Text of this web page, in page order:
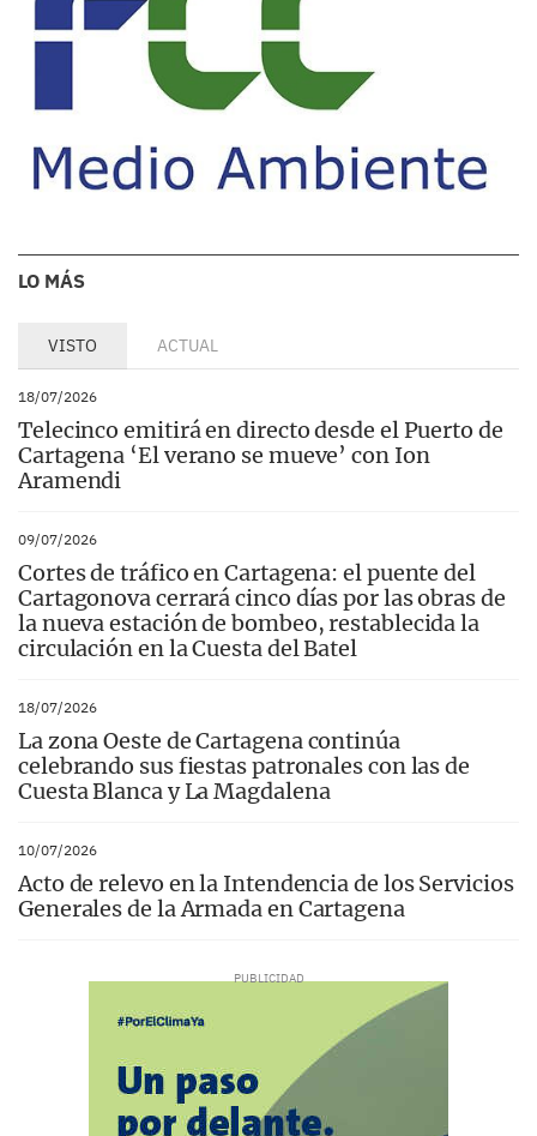
LO MÁS
VISTO ACTUAL
18/07/2026
Telecinco emitirá en directo desde el Puerto de
Cartagena ‘El verano se mueve’ con Ion
Aramendi
09/07/2026
Cortes de tráfico en Cartagena: el puente del
Cartagonova cerrará cinco días por las obras de
la nueva estación de bombeo, restablecida la
circulación en la Cuesta del Batel
18/07/2026
La zona Oeste de Cartagena continúa
celebrando sus fiestas patronales con las de
Cuesta Blanca y La Magdalena
10/07/2026
Acto de relevo en la Intendencia de los Servicios
Generales de la Armada en Cartagena